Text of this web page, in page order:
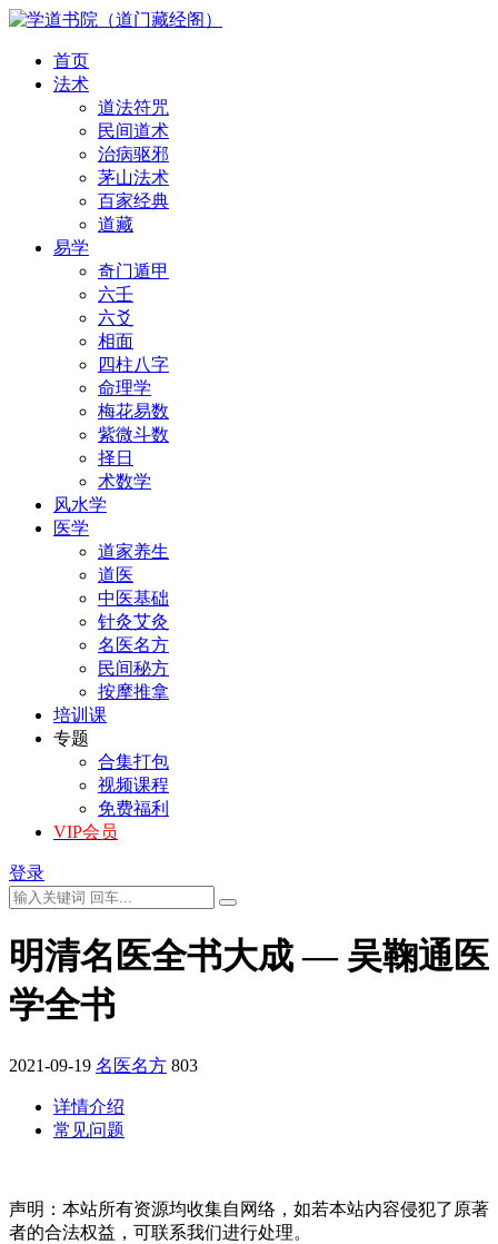
首页
法术
道法符咒
民间道术
治病驱邪
茅山法术
百家经典
道藏
易学
奇门遁甲
六壬
六爻
相面
四柱八字
命理学
梅花易数
紫微斗数
择日
术数学
风水学
医学
道家养生
道医
中医基础
针灸艾灸
名医名方
民间秘方
按摩推拿
培训课
专题
合集打包
视频课程
免费福利
VIP会员
登录
明清名医全书大成 — 吴鞠通医
学全书
2021-09-19 名医名方 803
详情介绍
常见问题
声明：本站所有资源均收集自网络，如若本站内容侵犯了原著
者的合法权益，可联系我们进行处理。